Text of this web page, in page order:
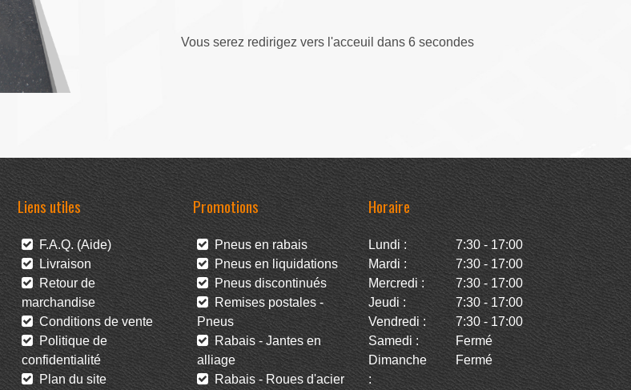
Vous serez redirigez vers l'acceuil dans 5 secondes
Liens utiles
F.A.Q. (Aide)
Livraison
Retour de
marchandise
Conditions de vente
Politique de
confidentialité
Plan du site
Promotions
Pneus en rabais
Pneus en liquidations
Pneus discontinués
Remises postales -
Pneus
Rabais - Jantes en
alliage
Rabais - Roues d'acier
Horaire
Lundi :
7:30 - 17:00
Mardi :
7:30 - 17:00
Mercredi :
7:30 - 17:00
Jeudi :
7:30 - 17:00
Vendredi :
7:30 - 17:00
Samedi :
Fermé
Dimanche
:
Fermé